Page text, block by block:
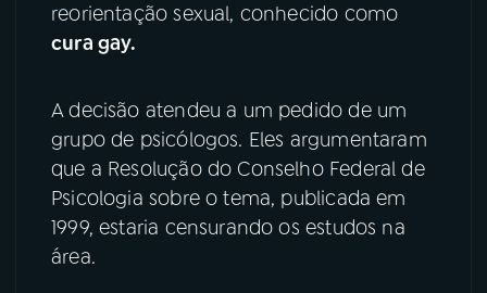
ACOMPANHE A RÁDIO NACIONAL
Instagram X
TikTok
reorientação sexual, conhecido como
cura gay.
A decisão atendeu a um pedido de um
grupo de psicólogos. Eles argumentaram
que a Resolução do Conselho Federal de
Psicologia sobre o tema, publicada em
1999, estaria censurando os estudos na
área.